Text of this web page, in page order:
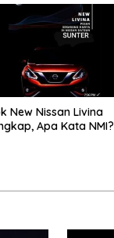
New Nissan Livina
Apa Kata NMI?